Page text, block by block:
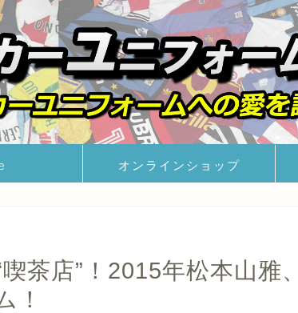
オンラインショップ
茶店”！2015年松本山雅、
！